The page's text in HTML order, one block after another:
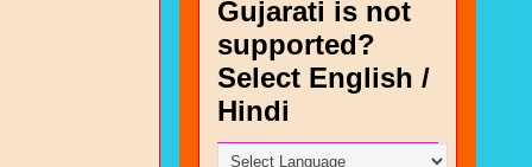
Gujarati is not
supported?
Select English /
Hindi